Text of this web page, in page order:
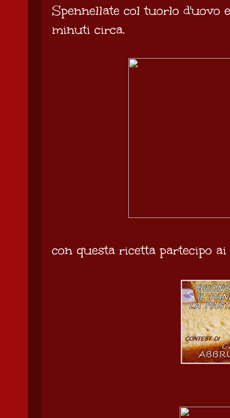
Spennellate col tuorlo d'uovo
minuti circa.
con questa ricetta partecipo ai